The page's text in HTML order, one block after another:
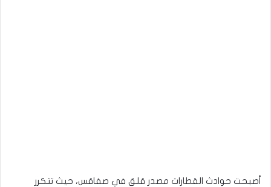
أصبحت حوادث القطارات مصدر قلق في صفاقس، حيث تتكرر